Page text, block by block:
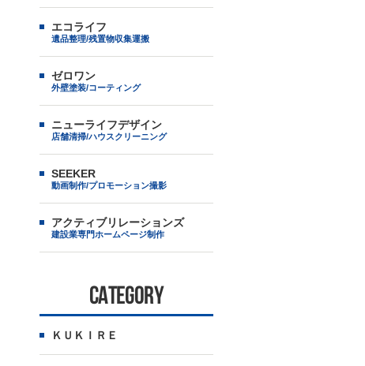
エコライフ
遺品整理/残置物収集運搬
ゼロワン
外壁塗装/コーティング
ニューライフデザイン
店舗清掃/ハウスクリーニング
SEEKER
動画制作/プロモーション撮影
アクティブリレーションズ
建設業専門ホームページ制作
CATEGORY
ＫＵＫＩＲＥ